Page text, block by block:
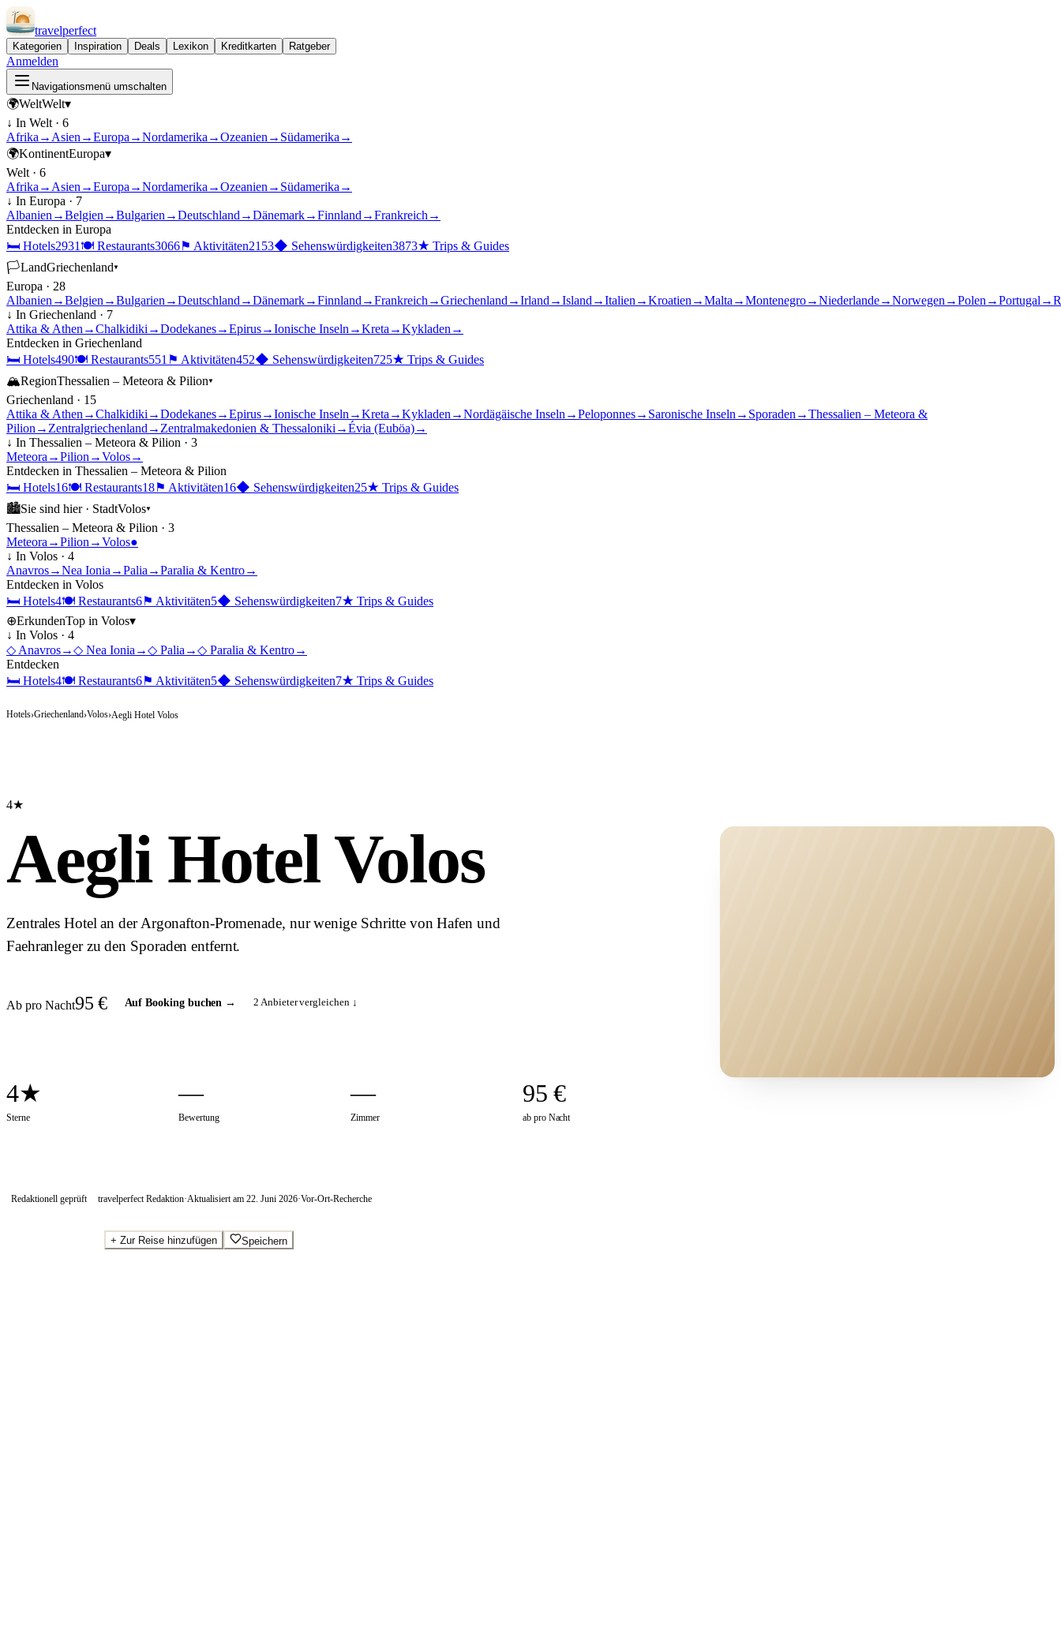
travelperfect
Kategorien Inspiration Deals Lexikon Kreditkarten Ratgeber
Anmelden
Navigationsmenü umschalten
🌍WeltWelt▾
↓ In Welt · 6
Afrika → Asien →Europa →Nordamerika →Ozeanien → Südamerika →
🌍KontinentEuropa▾
Welt · 6
Afrika → Asien →Europa →Nordamerika →Ozeanien → Südamerika →
↓ In Europa · 7
Albanien →Belgien →Bulgarien →Deutschland →Dänemark→Finnland →Frankreich →
Entdecken in Europa
🛏 Hotels2931 🍽 Restaurants3066⚑ Aktivitäten2153◆ Sehenswürdigkeiten3873★ Trips & Guides
🏳LandGriechenland▾
Europa · 28
Albanien →Belgien →Bulgarien →Deutschland →Dänemark→Finnland →Frankreich →Griechenland →Irland →Island →Italien →Kroatien →Malta →Montenegro→Niederlande→Norwegen →Polen →Portugal →
↓ In Griechenland · 7
Attika & Athen →Chalkidiki →Dodekanes→Epirus→Ionische Inseln →Kreta →Kykladen →
Entdecken in Griechenland
🛏 Hotels490🍽 Restaurants551 ⚑ Aktivitäten452◆ Sehenswürdigkeiten725★ Trips & Guides
🏔RegionThessalien – Meteora & Pilion▾
Griechenland · 15
Attika & Athen →Chalkidiki →Dodekanes→Epirus→Ionische Inseln →Kreta →Kykladen →Nordägäische Inseln →Peloponnes→ Saronische Inseln → Sporaden →Thessalien – Meteora &
Pilion → Zentralgriechenland → Zentralmakedonien & Thessaloniki →Évia (Euböa)→
↓ In Thessalien – Meteora & Pilion · 3
Meteora →Pilion →Volos→
Entdecken in Thessalien – Meteora & Pilion
🛏 Hotels16🍽 Restaurants18⚑ Aktivitäten16◆ Sehenswürdigkeiten25★ Trips & Guides
🏙Sie sind hier · StadtVolos▾
Thessalien – Meteora & Pilion · 3
Meteora →Pilion →Volos●
↓ In Volos · 4
Anavros→Nea Ionia →Palia →Paralia & Kentro→
Entdecken in Volos
🛏 Hotels4🍽 Restaurants6⚑ Aktivitäten5◆ Sehenswürdigkeiten7★ Trips & Guides
⊕ErkundenTop in Volos▾
↓ In Volos · 4
◇ Anavros→◇ Nea Ionia →◇ Palia →◇ Paralia & Kentro→
Entdecken
🛏 Hotels4🍽 Restaurants6⚑ Aktivitäten5◆ Sehenswürdigkeiten7★ Trips & Guides
Hotels›Griechenland›Volos›Aegli Hotel Volos
4★
Aegli Hotel Volos
Zentrales Hotel an der Argonafton-Promenade, nur wenige Schritte von Hafen und
Faehranleger zu den Sporaden entfernt.
Ab pro Nacht95 € Auf Booking buchen → 2 Anbieter vergleichen ↓
4★
Sterne
—
Bewertung
—
Zimmer
95 €
ab pro Nacht
Redaktionell geprüft travelperfect Redaktion·Aktualisiert am 22. Juni 2026·Vor-Ort-Recherche
+ Zur Reise hinzufügen Speichern